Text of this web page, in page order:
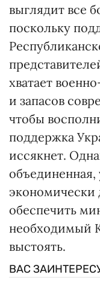
выглядит все
поскольку
хватает
и запасов
чтобы
поддержка
иссякнет.
объединенная,
обеспечить
необходимый
выстоять.
ВАС